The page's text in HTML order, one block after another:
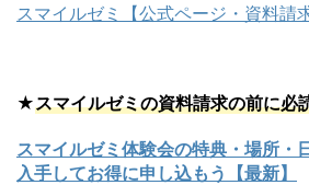
スマイルゼミ【公式ページ・資料請求
★スマイルゼミの資料請求の前に必
スマイルゼミ体験会の特典・場所・
入手してお得に申し込もう【最新】